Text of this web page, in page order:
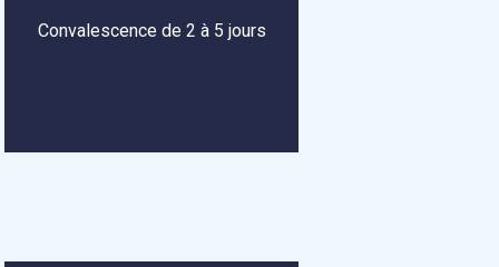
Convalescence de 2 à 5 jours